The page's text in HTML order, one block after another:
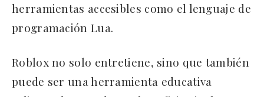
herramientas accesibles como el lenguaje de
programación Lua.
Roblox no solo entretiene, sino que también
puede ser una herramienta educativa